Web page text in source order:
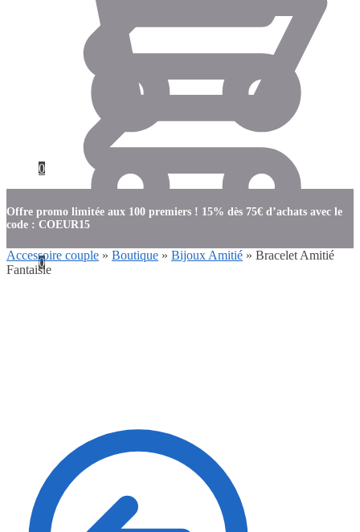
0
0
Offre promo limitée aux 100 premiers ! 15% dès 75€ d’achats avec le
code : COEUR15
Accessoire couple » Boutique » Bijoux Amitié » Bracelet Amitié
Fantaisie